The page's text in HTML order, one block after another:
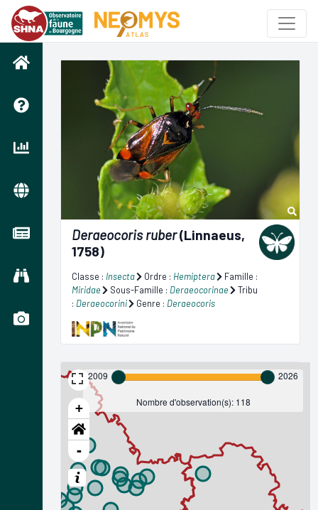
Deraeocoris ruber(Linnaeus,
1758)
Classe : Insecta Ordre : Hemiptera
Famille :
Miridae
Sous-Famille : Deraeocorinae
Tribu
: Deraeocorini Genre : Deraeocoris
+
-
2009 2026
Nombre d'observation(s): 118